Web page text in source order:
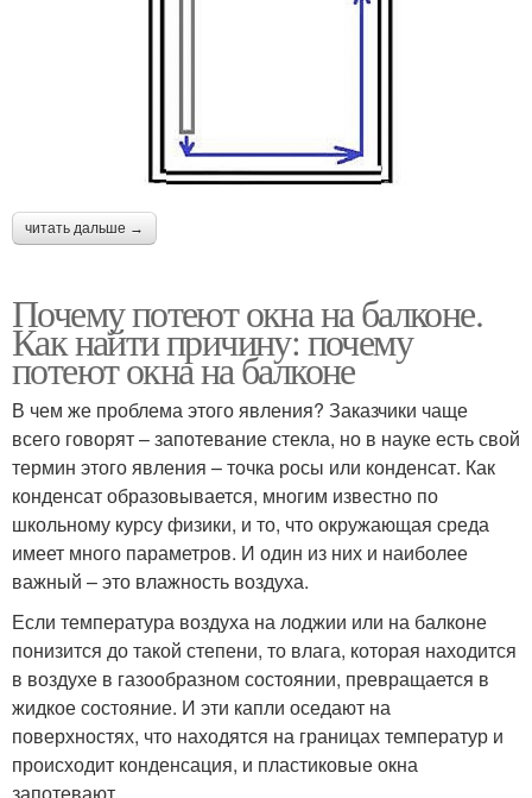
читать дальше →
Почему потеют окна на балконе.
Как найти причину: почему
потеют окна на балконе
В чем же проблема этого явления? Заказчики чаще
всего говорят – запотевание стекла, но в науке есть свой
термин этого явления – точка росы или конденсат. Как
конденсат образовывается, многим известно по
школьному курсу физики, и то, что окружающая среда
имеет много параметров. И один из них и наиболее
важный – это влажность воздуха.
Если температура воздуха на лоджии или на балконе
понизится до такой степени, то влага, которая находится
в воздухе в газообразном состоянии, превращается в
жидкое состояние. И эти капли оседают на
поверхностях, что находятся на границах температур и
происходит конденсация, и пластиковые окна